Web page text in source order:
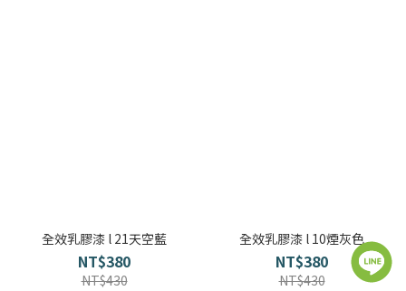
全效乳膠漆 l 21天空藍
NT$380
NT$430
全效乳膠漆 l 10煙灰色
NT$380
NT$430